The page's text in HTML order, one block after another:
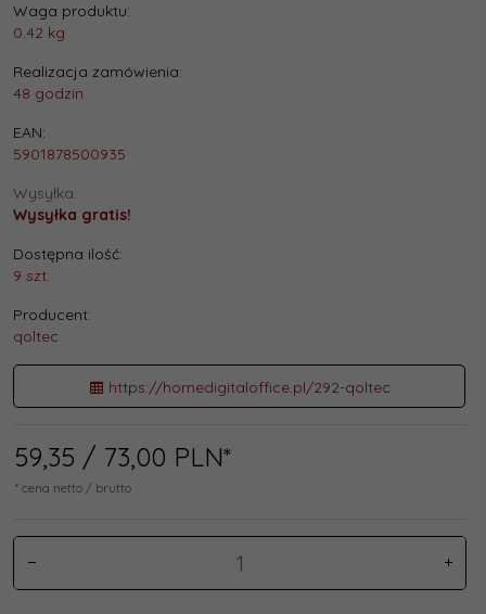
Waga produktu:
0.42 kg
Realizacja zamówienia:
48 godzin
EAN:
5901878500935
Wysyłka:
Wysyłka gratis!
Dostępna ilość:
9 szt.
Producent:
qoltec
https://homedigitaloffice.pl/292-qoltec
59,35 / 73,00 PLN*
* cena netto / brutto